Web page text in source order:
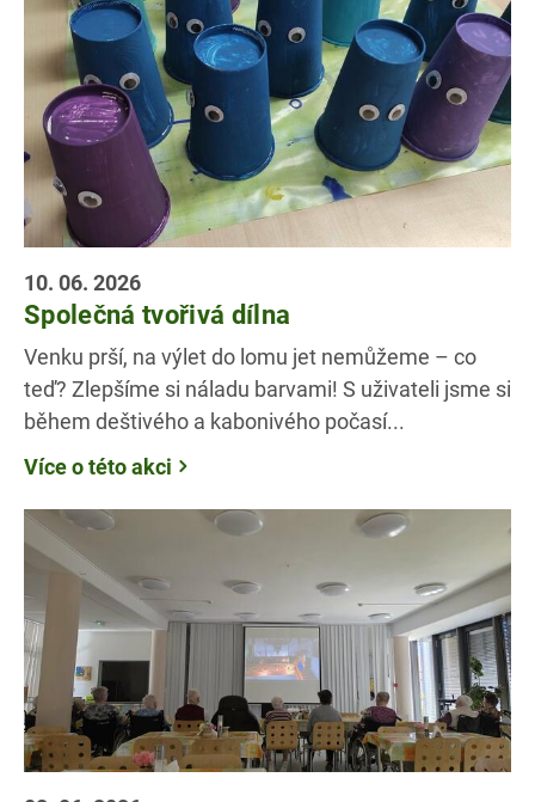
10. 06. 2026
Společná tvořivá dílna
Venku prší, na výlet do lomu jet nemůžeme – co
teď? Zlepšíme si náladu barvami! S uživateli jsme si
během deštivého a kabonivého počasí...
Více o této akci